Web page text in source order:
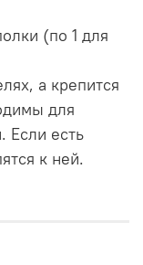
(по 1 для
а крепится
для
Если есть
к ней.